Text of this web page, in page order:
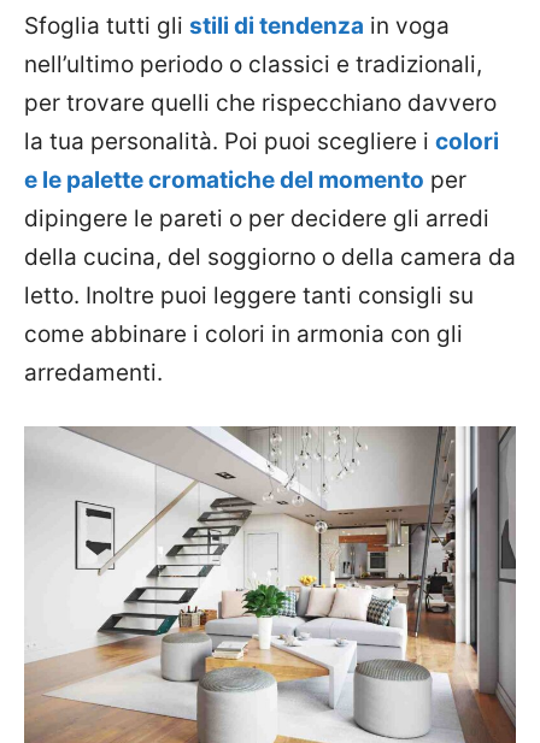
Sfoglia tutti gli stili di tendenza in voga
nell’ultimo periodo o classici e tradizionali,
per trovare quelli che rispecchiano davvero
la tua personalità. Poi puoi scegliere i colori
e le palette cromatiche del momento per
dipingere le pareti o per decidere gli arredi
della cucina, del soggiorno o della camera da
letto. Inoltre puoi leggere tanti consigli su
come abbinare i colori in armonia con gli
arredamenti.